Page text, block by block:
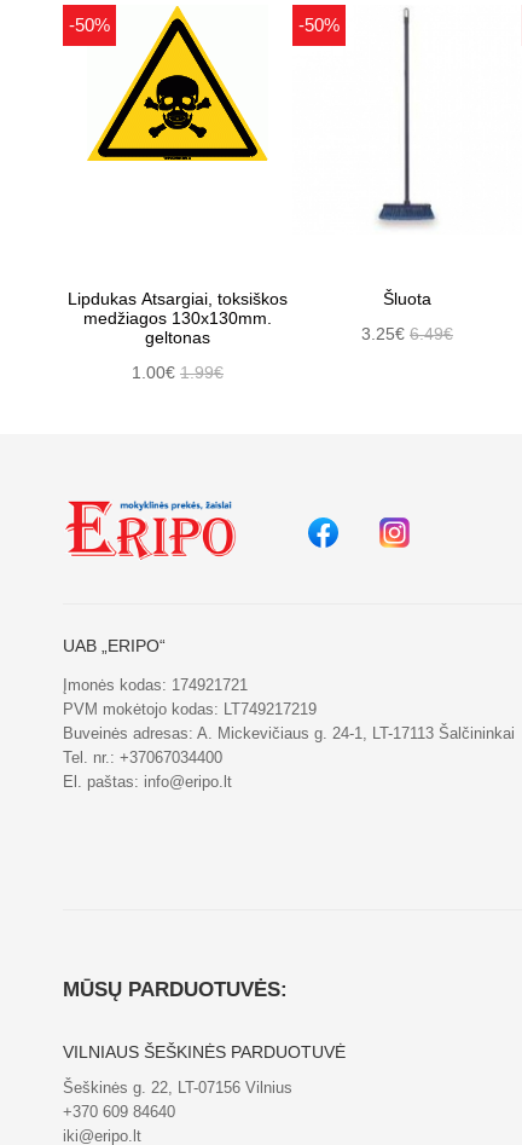
-50%
Lipdukas Atsargiai, toksiškos
medžiagos 130x130mm.
geltonas
1.00€ 1.99€
-50%
Šluota
3.25€ 6.49€
UAB „ERIPO“
Įmonės kodas: 174921721
PVM mokėtojo kodas: LT749217219
Buveinės adresas: A. Mickevičiaus g. 24-1, LT-17113 Šalčininkai
Tel. nr.: +37067034400
El. paštas: info@eripo.lt
MŪSŲ PARDUOTUVĖS:
VILNIAUS ŠEŠKINĖS PARDUOTUVĖ
Šeškinės g. 22, LT-07156 Vilnius
+370 609 84640
iki@eripo.lt